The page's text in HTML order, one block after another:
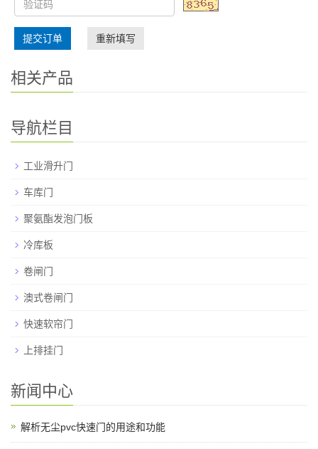
提交订单 重新填写
相关产品
导航栏目
工业滑升门
车库门
聚氨酯发泡门板
冷库板
卷闸门
澳式卷闸门
快速软帘门
上排挂门
新闻中心
解析无尘pvc快速门的用途和功能